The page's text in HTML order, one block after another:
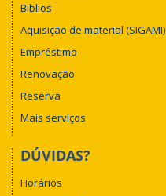
Biblios
Aquisição de material (SIGAMI)
Empréstimo
Renovação
Reserva
Mais serviços
DÚVIDAS?
Horários